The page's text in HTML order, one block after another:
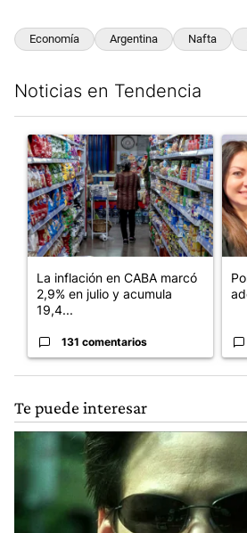
Economía Argentina Nafta
Noticias en Tendencia
Un artículo de tendencia con el título
La inflación en CABA marcó
2,9% en julio y acumula
19,4...
131 comentarios
Un